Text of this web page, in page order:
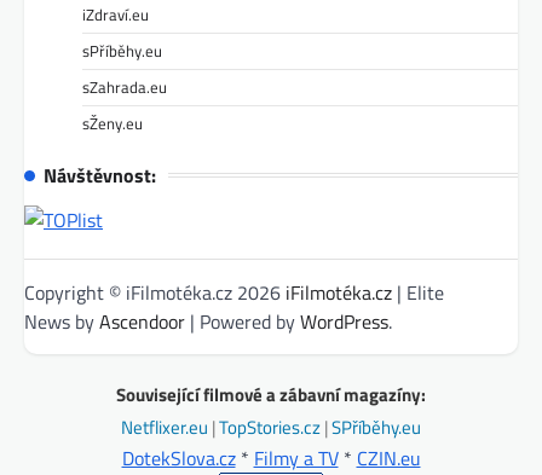
iZdraví.eu
sPříběhy.eu
sZahrada.eu
sŽeny.eu
Návštěvnost:
Copyright © iFilmotéka.cz 2026 iFilmotéka.cz | Elite
News byAscendoor | Powered byWordPress.
Související filmové a zábavní magazíny:
Netflixer.eu |TopStories.cz|SPříběhy.eu
DotekSlova.cz* Filmy a TV* CZIN.eu